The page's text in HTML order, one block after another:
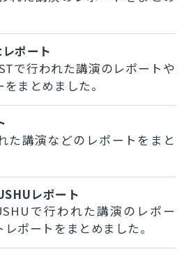
ポート
で行われた講演のレポートや
まとめました。
た講演などのレポートをまと
レポート
で行われた講演のレポー
レポートをまとめました。